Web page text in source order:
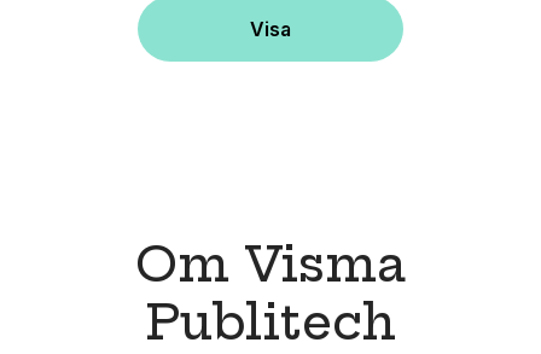
Visa
Om Visma
Publitech